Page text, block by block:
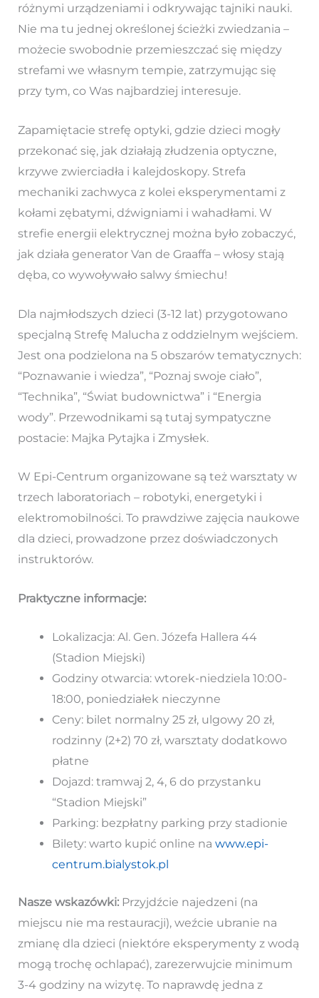
różnymi urządzeniami i odkrywając tajniki nauki.
Nie ma tu jednej określonej ścieżki zwiedzania –
możecie swobodnie przemieszczać się między
strefami we własnym tempie, zatrzymując się
przy tym, co Was najbardziej interesuje.
Zapamiętacie strefę optyki, gdzie dzieci mogły
przekonać się, jak działają złudzenia optyczne,
krzywe zwierciadła i kalejdoskopy. Strefa
mechaniki zachwyca z kolei eksperymentami z
kołami zębatymi, dźwigniami i wahadłami. W
strefie energii elektrycznej można było zobaczyć,
jak działa generator Van de Graaffa – włosy stają
dęba, co wywoływało salwy śmiechu!
Dla najmłodszych dzieci (3-12 lat) przygotowano
specjalną Strefę Malucha z oddzielnym wejściem.
Jest ona podzielona na 5 obszarów tematycznych:
“Poznawanie i wiedza”, “Poznaj swoje ciało”,
“Technika”, “Świat budownictwa” i “Energia
wody”. Przewodnikami są tutaj sympatyczne
postacie: Majka Pytajka i Zmysłek.
W Epi-Centrum organizowane są też warsztaty w
trzech laboratoriach – robotyki, energetyki i
elektromobilności. To prawdziwe zajęcia naukowe
dla dzieci, prowadzone przez doświadczonych
instruktorów.
Praktyczne informacje:
Lokalizacja: Al. Gen. Józefa Hallera 44
(Stadion Miejski)
Godziny otwarcia: wtorek-niedziela 10:00-
18:00, poniedziałek nieczynne
Ceny: bilet normalny 25 zł, ulgowy 20 zł,
rodzinny (2+2) 70 zł, warsztaty dodatkowo
płatne
Dojazd: tramwaj 2, 4, 6 do przystanku
“Stadion Miejski”
Parking: bezpłatny parking przy stadionie
Bilety: warto kupić online na www.epi-
centrum.bialystok.pl
Nasze wskazówki:Przyjdźcie najedzeni (na
miejscu nie ma restauracji), weźcie ubranie na
zmianę dla dzieci (niektóre eksperymenty z wodą
mogą trochę ochlapać), zarezerwujcie minimum
3-4 godziny na wizytę. To naprawdę jedna z